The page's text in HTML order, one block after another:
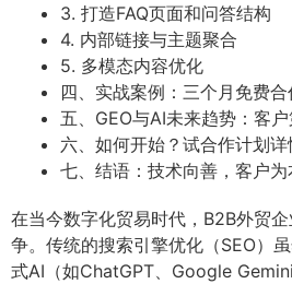
3. 打造FAQ页面和问答结构
4. 内部链接与主题聚合
5. 多模态内容优化
四、实战案例：三个月免费
五、GEO与AI未来趋势：客
六、如何开始？试合作计划详
七、结语：技术向善，客户为
在当今数字化贸易时代，B2B外贸
争。传统的搜索引擎优化（SEO）
式AI（如ChatGPT、Google